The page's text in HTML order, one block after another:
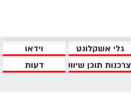
גלי אשקלונט
וידאו
צרכנות תוכן שיווקי
דעות